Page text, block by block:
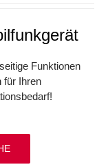
Funktionen
für Ihren